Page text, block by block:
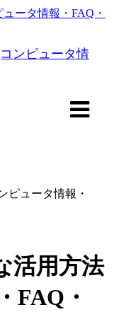
ピュータ情報・
活用方法
FAQ・